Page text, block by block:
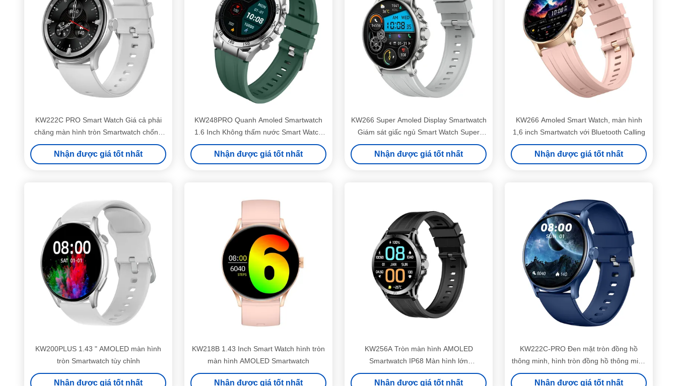
KW222C PRO Smart Watch Giá cả phải
chăng màn hình tròn Smartwatch chống
nước IP68
Nhận được giá tốt nhất
KW248PRO Quanh Amoled Smartwatch
1.6 Inch Không thấm nước Smart Watch
cho phụ nữ
Nhận được giá tốt nhất
KW266 Super Amoled Display Smartwatch
Giám sát giấc ngủ Smart Watch Super
Amoled
Nhận được giá tốt nhất
KW266 Amoled Smart Watch, màn hình
1,6 inch Smartwatch với Bluetooth Calling
Nhận được giá tốt nhất
KW200PLUS 1.43 " AMOLED màn hình
tròn Smartwatch tùy chỉnh
Nhận được giá tốt nhất
KW218B 1.43 Inch Smart Watch hình tròn
màn hình AMOLED Smartwatch
Nhận được giá tốt nhất
KW256A Tròn màn hình AMOLED
Smartwatch IP68 Màn hình lớn
Smartwatch 1.6 Inch
Nhận được giá tốt nhất
KW222C-PRO Đen mặt tròn đồng hồ
thông minh, hình tròn đồng hồ thông minh
màn hình TFT
Nhận được giá tốt nhất